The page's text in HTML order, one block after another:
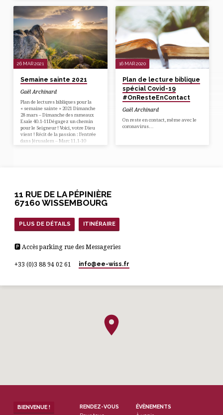
compagnie d’un texte court pour
chaque jour ? Voici donc ce que
j’aimerais lire en ce temps de
l’Avent… Ce plan de lecture est
proposé par la Ligue pour la Lecture
de la Bible…
serviteur : Esaïe 42.1-9Voici mon
Serviteur ! La présentation. Récit de
la passion : L’onction à Béthanie –
Matthieu 26.6-13 Mardi 12 avril Le
2e chant du serviteur : Esaïe 49.1-
9aLa lumière des nations, celui qui
apporte le salut aux…
26 MAR 2021
Semaine sainte 2021
Gaël Archinard
Plan de lectures bibliques pour la
« semaine sainte » 2021 Dimanche
28 mars – Dimanche des rameaux
Esaïe 40.1-11Dégagez un chemin
pour le Seigneur ! Voici, votre Dieu
vient ! Récit de la passion : l’entrée
dans Jérusalem – Marc 11.1-10
apporte le salut aux…
16 MAR 2020
Plan de lecture biblique
spécial Covid-19
#OnResteEnContact
Gaël Archinard
On reste en contact, même avec le
coronavirus…
11 RUE DE LA PÉPINIÈRE
67160 WISSEMBOURG
PLUS DE DÉTAILS ITINÉRAIRE
🅿 Accès parking rue des Messageries
+33 (0)3 88 94 02 61 info​@ee-wiss.fr
BIENVENUE ! RENDEZ-VOUS ÉVÈNEMENTS